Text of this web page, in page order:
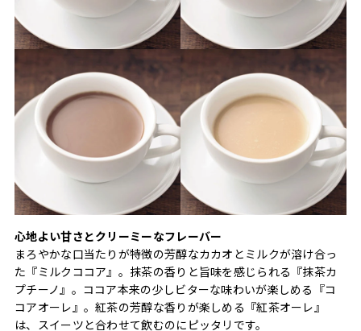
心地よい甘さとクリーミーなフレーバー
まろやかな口当たりが特徴の芳醇なカカオとミルクが溶け合っ
た『ミルクココア』。抹茶の香りと旨味を感じられる『抹茶カ
プチーノ』。ココア本来の少しビターな味わいが楽しめる『コ
コアオーレ』。紅茶の芳醇な香りが楽しめる『紅茶オーレ』
は、スイーツと合わせて飲むのにピッタリです。